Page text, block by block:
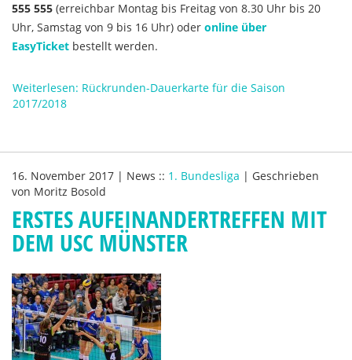
555 555 (erreichbar Montag bis Freitag von 8.30 Uhr bis 20
Uhr, Samstag von 9 bis 16 Uhr) oder online über
EasyTicket bestellt werden.
Weiterlesen: Rückrunden-Dauerkarte für die Saison
2017/2018
16. November 2017 | News :: 1. Bundesliga | Geschrieben
von Moritz Bosold
ERSTES AUFEINANDERTREFFEN MIT
DEM USC MÜNSTER